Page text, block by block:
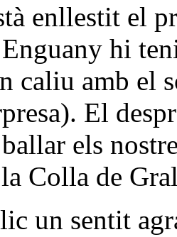
enllestit el
hi
caliu amb el
El
els
Colla de
un sentit